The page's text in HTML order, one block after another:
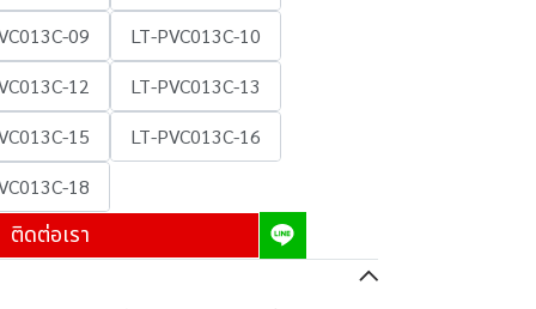
09
LT-PVC013C-10
12
LT-PVC013C-13
15
LT-PVC013C-16
18
ติดต่อเรา